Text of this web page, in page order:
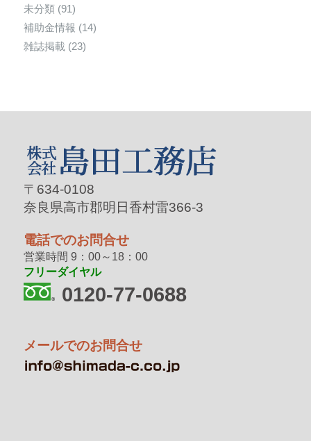
未分類(91)
補助金情報 (14)
雑誌掲載 (23)
〒634-0108
奈良県高市郡明日香村雷366-3
電話でのお問合せ
営業時間 9：00～18：00
フリーダイヤル
0120-77-0688
メールでのお問合せ